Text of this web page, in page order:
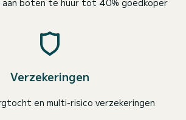
aan boten te huur tot 40% goedkoper
Verzekeringen
en multi-risico verzekeringen